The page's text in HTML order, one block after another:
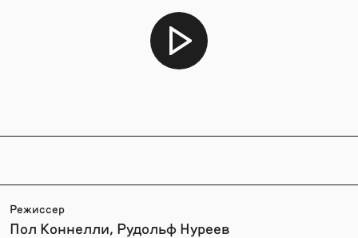
Режиссер
Пол Коннелли, Рудольф Нуреев